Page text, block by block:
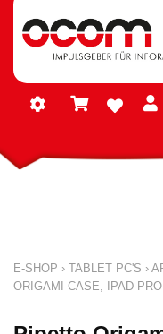
E-SHOP › TABLET PC'S ›
ORIGAMI CASE, IPAD